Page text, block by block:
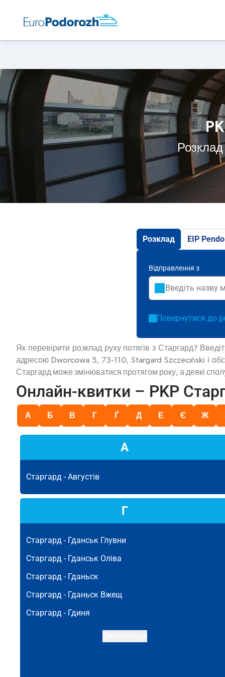
Розклад
Розклад EIP
Відправлення з
Повернутися до
Як перевірити розклад руху потягів з Старгард?
адресою Dworcowa 5, 73-110, Stargard Szczeciński і
Старгард може змінюватися протягом року, а деякі
Онлайн-квитки – PKP
А Б В Г Ґ Д Е Є Ж
А
Старгард -Августів
Г
Старгард - Гданськ Глувни
Старгард - Гданськ Оліва
Старгард - Гданьск
Старгард - Гданьск Вжещ
Старгард - Гдиня